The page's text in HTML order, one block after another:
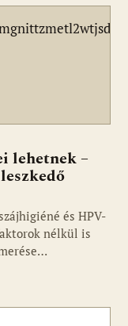
lehetnek –
és HPV-
nélkül is